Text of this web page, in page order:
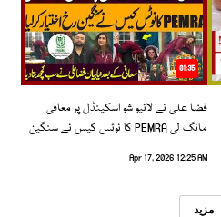
01:35
فضا علی نے لائیو شو اسکینڈل پر معافی
مانگ لی PEMRA کا نوٹس کیس نے سنگین
Apr 17, 2026 12:25 AM
مزید